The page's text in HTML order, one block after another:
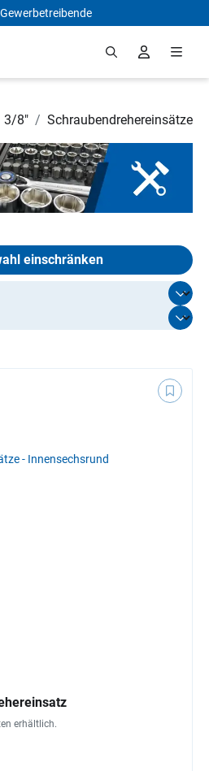
3/8" / Schraubendrehereinsätze
einschränken
erhältlich.